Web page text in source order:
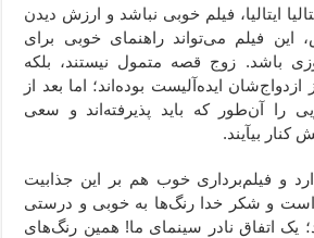
ایتالیا،‌ فیلم خوبی نباشد و ارزش دیدن
این فیلم می‌تواند راهنمای خوبی برای
باشد. زوج قصه متمول نیستند،‌ بلکه
ایده‌آلیست بوده‌اند؛ اما بعد از
را آن‌طور که باید پذیرفته‌اند و سعی
کنار بیآیند.
و فیلم‌برداری خوب هم بر این جذابیت
است و شکر خدا رنگ‌ها به خوبی و درستی
یک اتفاق نادر سینمای ما! همین رنگ‌های